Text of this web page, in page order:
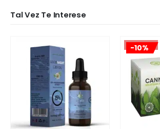
Tal Vez Te Interese
-10%
¡OFERTA!